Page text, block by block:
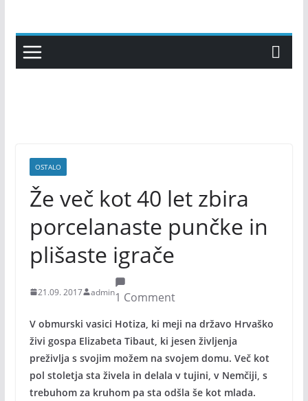
content
OSTALO
Že več kot 40 let zbira
porcelanaste punčke in
plišaste igrače
21.09. 2017 admin1 Comment
V obmurski vasici Hotiza, ki meji na državo Hrvaško
živi gospa Elizabeta Tibaut, ki jesen življenja
preživlja s svojim možem na svojem domu. Več kot
pol stoletja sta živela in delala v tujini, v Nemčiji, s
trebuhom za kruhom pa sta odšla še kot mlada.